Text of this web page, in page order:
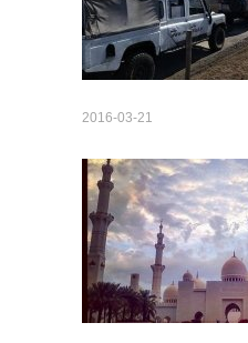
2016-03-21